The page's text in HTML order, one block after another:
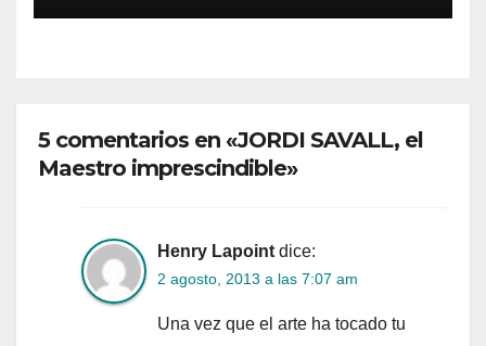
5 comentarios en «JORDI SAVALL, el
Maestro imprescindible»
Henry Lapoint dice:
2 agosto, 2013 a las 7:07 am
Una vez que el arte ha tocado tu